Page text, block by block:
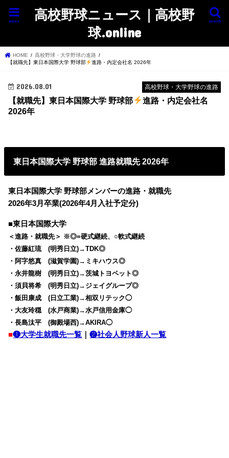
高校野球ニュース｜高校野
球.online
search
menu
HOME
高校野球・大学野球の進路
【就職先】東日本国際大学 野球部
進路・内定会社名 2026年
高校野球・大学野球の進路
2026.08.01
【就職先】東日本国際大学 野球部
進路・内定会社名
2026年
東日本国際大学 野球部 進路就職先 2026年
東日本国際大学 野球部メンバーの進路・就職先
2026年3月卒業(2026年4月入社予定分)
■東日本国際大学
＜進路・就職先＞ ※◎=硬式継続、○軟式継続
・佐藤紅琉 (明秀日立)→TDK◎
・阿字悠真 (滋賀学園)→ミキハウス◎
・永井龍樹 (明秀日立)→茨城トヨペット◎
・須貝将希 (明秀日立)→ジェイグループ◎
・飯田康成 (日立工業)→相双リテック◯
・大友玲穏 (水戸商業)→水戸信用金庫◯
・長島汰平 (御殿場西)→AKIRA◯
■❶大学生就職先一覧 ｜❷社会人野球新人一覧